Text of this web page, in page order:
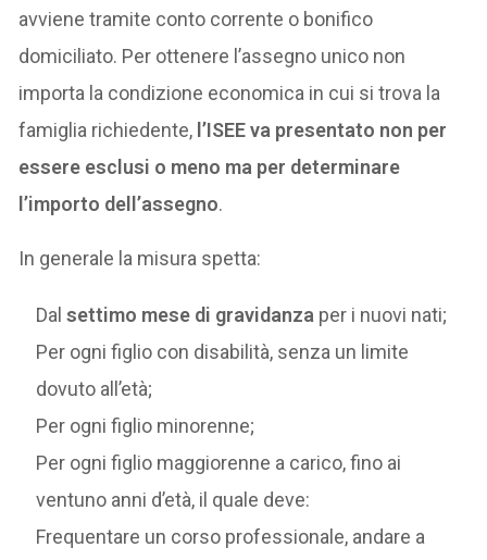
avviene tramite conto corrente o bonifico
domiciliato. Per ottenere l’assegno unico non
importa la condizione economica in cui si trova la
famiglia richiedente, l’ISEE va presentato non per
essere esclusi o meno ma per determinare
l’importo dell’assegno.
In generale la misura spetta:
Dalsettimo mese di gravidanza per i nuovi nati;
Per ogni figlio con disabilità, senza un limite
dovuto all’età;
Per ogni figlio minorenne;
Per ogni figlio maggiorenne a carico, fino ai
ventuno anni d’età, il quale deve:
Frequentare un corso professionale, andare a